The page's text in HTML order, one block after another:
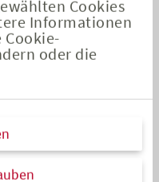
Cookies
Informationen
Cookie-
oder die
anders verteilt:
Anlagen in Sachwerten
die Wissenschaftler die
2010 bis 2014. Und
Denn Haushalte, die
Berater
in ihren